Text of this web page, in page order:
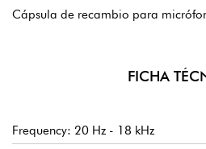
Cápsula de recambio para
FICHA
Frequency: 20 Hz - 18 kHz